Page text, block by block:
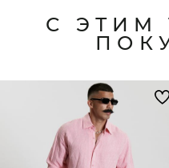
С ЭТИМ